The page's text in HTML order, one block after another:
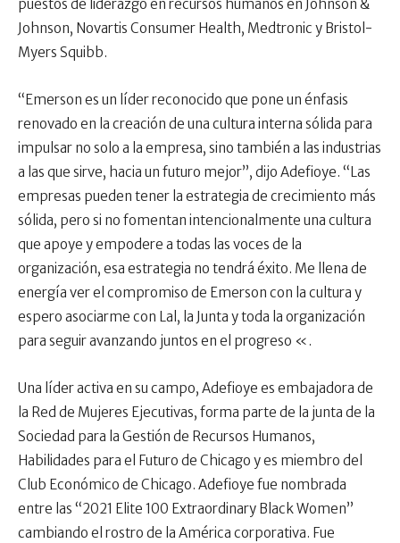
puestos de liderazgo en recursos humanos en Johnson &
Johnson, Novartis Consumer Health, Medtronic y Bristol-
Myers Squibb.
“Emerson es un líder reconocido que pone un énfasis
renovado en la creación de una cultura interna sólida para
impulsar no solo a la empresa, sino también a las industrias
a las que sirve, hacia un futuro mejor”, dijo Adefioye. “Las
empresas pueden tener la estrategia de crecimiento más
sólida, pero si no fomentan intencionalmente una cultura
que apoye y empodere a todas las voces de la
organización, esa estrategia no tendrá éxito. Me llena de
energía ver el compromiso de Emerson con la cultura y
espero asociarme con Lal, la Junta y toda la organización
para seguir avanzando juntos en el progreso «.
Una líder activa en su campo, Adefioye es embajadora de
la Red de Mujeres Ejecutivas, forma parte de la junta de la
Sociedad para la Gestión de Recursos Humanos,
Habilidades para el Futuro de Chicago y es miembro del
Club Económico de Chicago. Adefioye fue nombrada
entre las “2021 Elite 100 Extraordinary Black Women”
cambiando el rostro de la América corporativa. Fue